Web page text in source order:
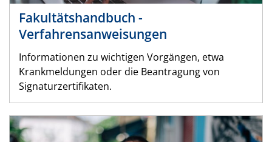
Fakultätshandbuch -
Verfahrensanweisungen
Informationen zu wichtigen Vorgängen, etwa
Krankmeldungen oder die Beantragung von
Signaturzertifikaten.